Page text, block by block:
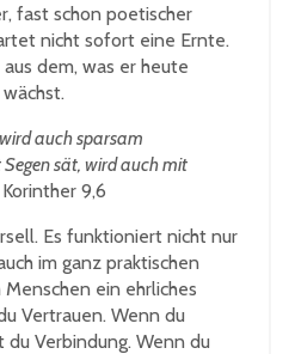
fast schon poetischer
nicht sofort eine Ernte.
dem, was er heute
auch sparsam
sät, wird auch mit
9,6
Es funktioniert nicht nur
im ganz praktischen
ein ehrliches
Vertrauen. Wenn du
du Verbindung. Wenn du